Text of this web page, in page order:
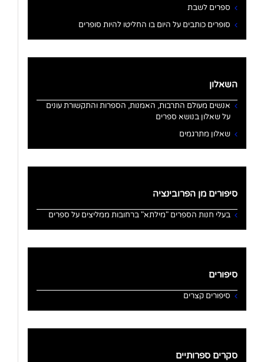
ספרים לשבת
סופרים כותבים על היום בו החליטו להיות סופרים
השאלון
אנשים מעולם התרבות, האמנות, הספרות והתקשורת עונים
על שאלון בנושא ספרים
שאלון מתרגמים
סיפורים מן הפרובינציה
בעלי חנות הספרים "מילתא" ברחובות ממליצים על ספרים
סיפורים
סיפורים קצרים
סקרים ספרותיים